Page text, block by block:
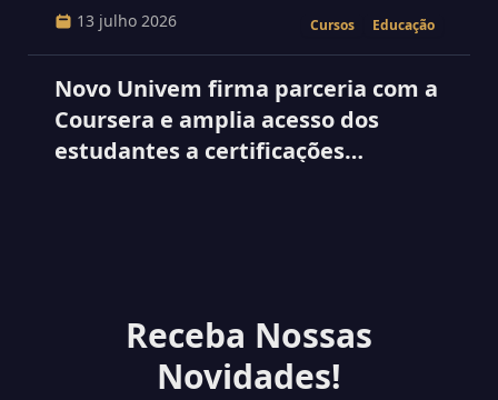
13 julho 2026 Cursos Educação
Novo Univem firma parceria com a
Coursera e amplia acesso dos
estudantes a certificações
Receba Nossas
Novidades!